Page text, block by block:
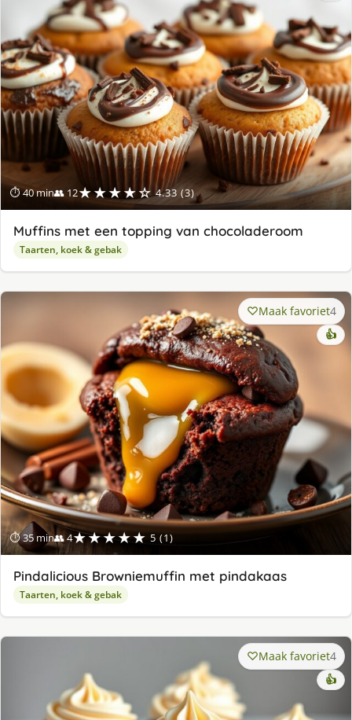
⏱ 40 min👥 12★★★★☆ 4.33 (3)
Muffins met een topping van chocoladeroom
Taarten, koek & gebak
⏱ 35 min👥 4★★★★★ 5 (1)
Maak favoriet4
👍
Pindalicious Browniemuffin met pindakaas
Taarten, koek & gebak
Maak favoriet4
👍